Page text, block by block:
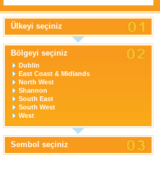
Ülkeyi seçiniz
Bölgeyi seçiniz
Dublin
East Coast & Midlands
North West
Shannon
South East
South West
West
Sembol seçiniz